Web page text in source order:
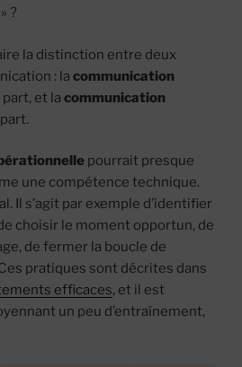
?
la distinction entre deux
: la communication
part, et la communication
pourrait presque
une compétence technique.
Il s’agit par exemple d’identifier
choisir le moment opportun, de
de fermer la boucle de
pratiques sont décrites dans
efficaces, et il est
un peu d’entraînement,